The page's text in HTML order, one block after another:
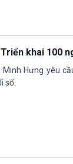
khai 100
Hưng yêu
số.